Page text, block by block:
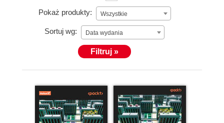
Pokaż produkty: Wszystkie
Sortuj wg: Data wydania
Filtruj »